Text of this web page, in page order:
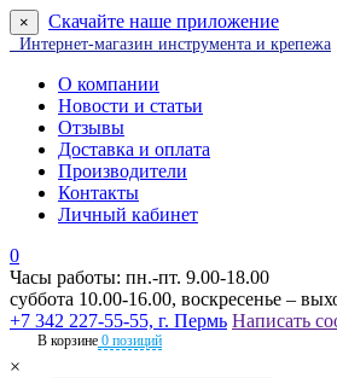
× Скачайте наше приложение
Интернет-магазин инструмента и крепежа
О компании
Новости и статьи
Отзывы
Доставка и оплата
Производители
Контакты
Личный кабинет
0
Часы работы: пн.-пт. 9.00-18.00
суббота 10.00-16.00, воскресенье –
+7 342 227-55-55, г. Пермь Написать
В корзине 0 позиций
×